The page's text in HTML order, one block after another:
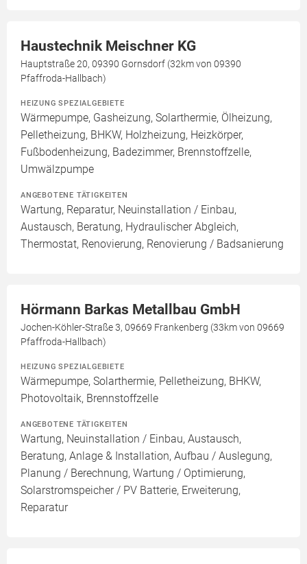
Haustechnik Meischner KG
Hauptstraße 20, 09390 Gornsdorf (32km von 09390
Pfaffroda-Hallbach)
HEIZUNG SPEZIALGEBIETE
Wärmepumpe, Gasheizung, Solarthermie, Ölheizung,
Pelletheizung, BHKW, Holzheizung, Heizkörper,
Fußbodenheizung, Badezimmer, Brennstoffzelle,
Umwälzpumpe
ANGEBOTENE TÄTIGKEITEN
Wartung, Reparatur, Neuinstallation / Einbau,
Austausch, Beratung, Hydraulischer Abgleich,
Thermostat, Renovierung, Renovierung / Badsanierung
Hörmann Barkas Metallbau GmbH
Jochen-Köhler-Straße 3, 09669 Frankenberg (33km von 09669
Pfaffroda-Hallbach)
HEIZUNG SPEZIALGEBIETE
Wärmepumpe, Solarthermie, Pelletheizung, BHKW,
Photovoltaik, Brennstoffzelle
ANGEBOTENE TÄTIGKEITEN
Wartung, Neuinstallation / Einbau, Austausch,
Beratung, Anlage & Installation, Aufbau / Auslegung,
Planung / Berechnung, Wartung / Optimierung,
Solarstromspeicher / PV Batterie, Erweiterung,
Reparatur